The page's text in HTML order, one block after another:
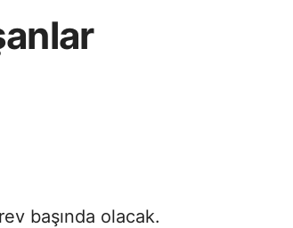
başında olacak.